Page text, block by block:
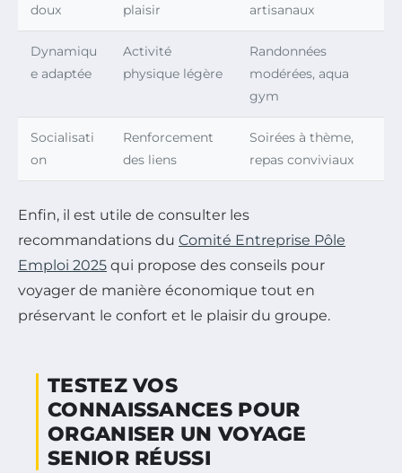
doux
plaisir
artisanaux
Dynamiqu
e adaptée
Activité
physique légère
Randonnées
modérées, aqua
gym
Socialisati
on
Renforcement
des liens
Soirées à thème,
repas conviviaux
Enfin, il est utile de consulter les
recommandations du Comité Entreprise Pôle
Emploi 2025 qui propose des conseils pour
voyager de manière économique tout en
préservant le confort et le plaisir du groupe.
TESTEZ VOS
CONNAISSANCES POUR
ORGANISER UN VOYAGE
SENIOR RÉUSSI